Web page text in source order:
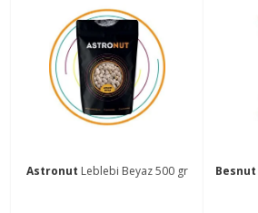
Astronut Leblebi Beyaz 500 gr Besnut